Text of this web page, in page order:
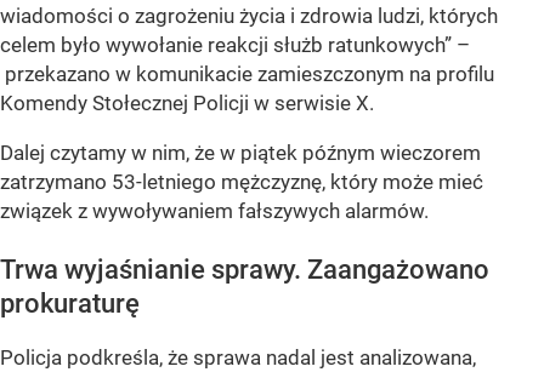
wiadomości o zagrożeniu życia i zdrowia ludzi, których
celem było wywołanie reakcji służb ratunkowych” –
przekazano w komunikacie zamieszczonym na profilu
Komendy Stołecznej Policji w serwisie X.
Dalej czytamy w nim, że w piątek późnym wieczorem
zatrzymano 53-letniego mężczyznę, który może mieć
związek z wywoływaniem fałszywych alarmów.
Trwa wyjaśnianie sprawy. Zaangażowano
prokuraturę
Policja podkreśla, że sprawa nadal jest analizowana,